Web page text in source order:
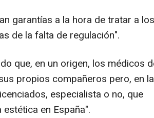
garantías a la hora de tratar a los
de la falta de regulación".
que, en un origen, los médicos
propios compañeros pero, en la
especialista o no, que
en España".